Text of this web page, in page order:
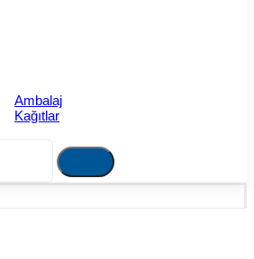
Ambalaj
Kağıtlar